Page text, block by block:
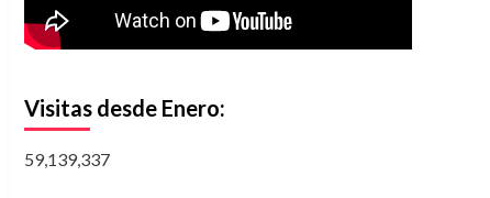
Visitas desde Enero:
59,139,337